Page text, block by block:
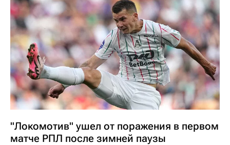
"Локомотив" ушел от поражения в первом
матче РПЛ после зимней паузы